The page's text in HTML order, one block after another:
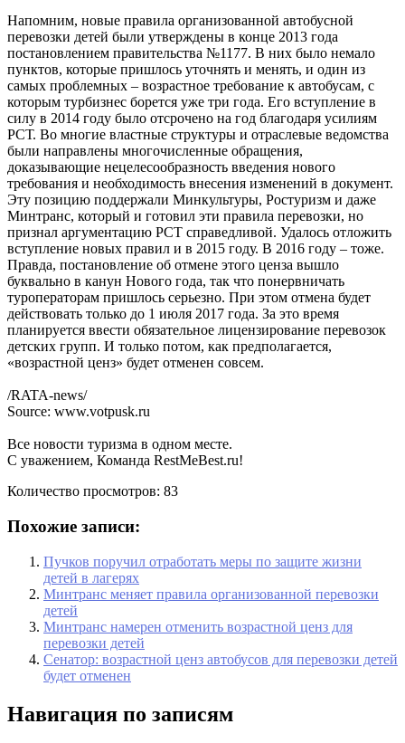
Напомним, новые правила организованной автобусной
перевозки детей были утверждены в конце 2013 года
постановлением правительства №1177. В них было немало
пунктов, которые пришлось уточнять и менять, и один из
самых проблемных – возрастное требование к автобусам, с
которым турбизнес борется уже три года. Его вступление в
силу в 2014 году было отсрочено на год благодаря усилиям
РСТ. Во многие властные структуры и отраслевые ведомства
были направлены многочисленные обращения,
доказывающие нецелесообразность введения нового
требования и необходимость внесения изменений в документ.
Эту позицию поддержали Минкультуры, Ростуризм и даже
Минтранс, который и готовил эти правила перевозки, но
признал аргументацию РСТ справедливой. Удалось отложить
вступление новых правил и в 2015 году. В 2016 году – тоже.
Правда, постановление об отмене этого ценза вышло
буквально в канун Нового года, так что понервничать
туроператорам пришлось серьезно. При этом отмена будет
действовать только до 1 июля 2017 года. За это время
планируется ввести обязательное лицензирование перевозок
детских групп. И только потом, как предполагается,
«возрастной ценз» будет отменен совсем.
/RATA-news/
Source: www.votpusk.ru
Все новости туризма в одном месте.
С уважением, Команда RestMeBest.ru!
Количество просмотров: 83
Похожие записи:
Пучков поручил отработать меры по защите жизни
детей в лагерях
Минтранс меняет правила организованной перевозки
детей
Минтранс намерен отменить возрастной ценз для
перевозки детей
Сенатор: возрастной ценз автобусов для перевозки детей
будет отменен
Навигация по записям